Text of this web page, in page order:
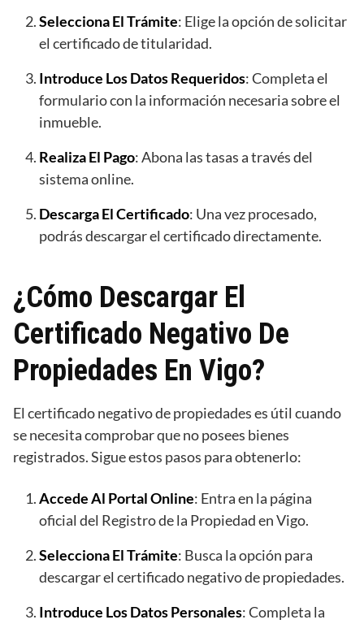
Selecciona El Trámite: Elige la opción de solicitar
el certificado de titularidad.
Introduce Los Datos Requeridos: Completa el
formulario con la información necesaria sobre el
inmueble.
Realiza El Pago: Abona las tasas a través del
sistema online.
Descarga El Certificado: Una vez procesado,
podrás descargar el certificado directamente.
¿Cómo Descargar El
Certificado Negativo De
Propiedades En Vigo?
El certificado negativo de propiedades es útil cuando
se necesita comprobar que no posees bienes
registrados. Sigue estos pasos para obtenerlo:
Accede Al Portal Online: Entra en la página
oficial del Registro de la Propiedad en Vigo.
Selecciona El Trámite: Busca la opción para
descargar el certificado negativo de propiedades.
Introduce Los Datos Personales: Completa la